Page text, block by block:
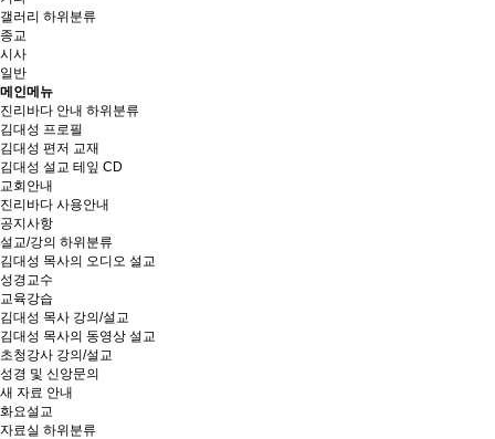
갤러리 하위분류
종교
시사
일반
메인메뉴
진리바다 안내 하위분류
김대성 프로필
김대성 편저 교재
김대성 설교 테잎 CD
교회안내
진리바다 사용안내
공지사항
설교/강의 하위분류
김대성 목사의 오디오 설교
성경교수
교육강습
김대성 목사 강의/설교
김대성 목사의 동영상 설교
초청강사 강의/설교
성경 및 신앙문의
새 자료 안내
화요설교
자료실 하위분류